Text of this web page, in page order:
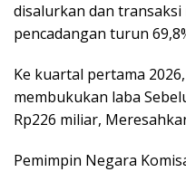
disalurkan dan transaksi
pencadangan turun
Ke kuartal pertama
membukukan laba
Rp226 miliar,
Pemimpin Negara